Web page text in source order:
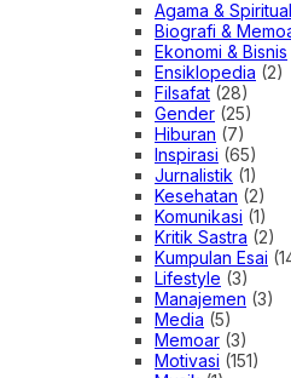
Agama & Spiritual
Biografi &
Ekonomi & Bisnis
Ensiklopedia (2)
Filsafat (28)
Gender (25)
Hiburan (7)
Inspirasi (65)
Jurnalistik (1)
Kesehatan (2)
Komunikasi (1)
Kritik Sastra (2)
Kumpulan Esai
Lifestyle (3)
Manajemen (3)
Media (5)
Memoar (3)
Motivasi (151)